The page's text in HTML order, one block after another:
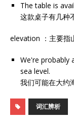
The table is
这款桌子有几种
elevation ：主要指
We're probably
sea level.
我们可能在大约
词汇辨析